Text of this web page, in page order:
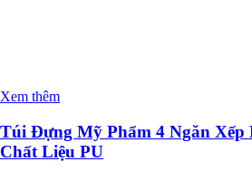
Xem thêm
Túi Đựng Mỹ Phẩm 4 Ngăn Xếp
Chất Liệu PU